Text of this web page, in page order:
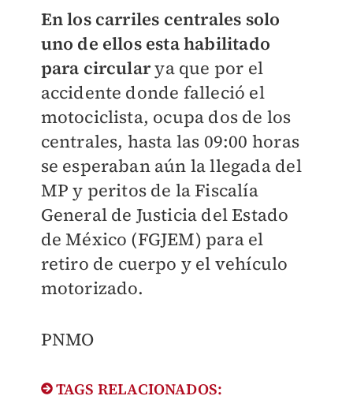
En los carriles centrales solo
uno de ellos esta habilitado
para circularya que por el
accidente donde falleció el
motociclista, ocupa dos de los
centrales, hasta las 09:00 horas
se esperaban aún la llegada del
MP y peritos de la Fiscalía
General de Justicia del Estado
de México (FGJEM) para el
retiro de cuerpo y el vehículo
motorizado.
PNMO
TAGS RELACIONADOS: